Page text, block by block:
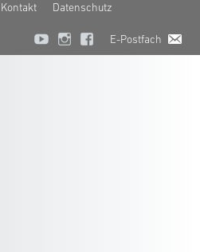
Kontakt Datenschutz
E-Postfach